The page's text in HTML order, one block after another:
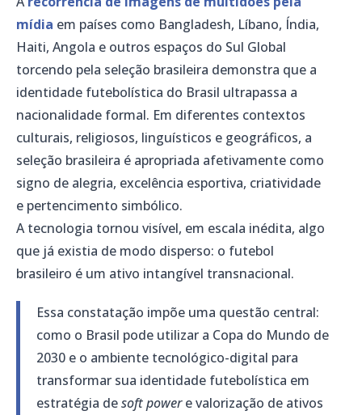
mídia em países como Bangladesh, Líbano, Índia,
Haiti, Angola e outros espaços do Sul Global
torcendo pela seleção brasileira demonstra que a
identidade futebolística do Brasil ultrapassa a
nacionalidade formal. Em diferentes contextos
culturais, religiosos, linguísticos e geográficos, a
seleção brasileira é apropriada afetivamente como
signo de alegria, excelência esportiva, criatividade
e pertencimento simbólico.
A tecnologia tornou visível, em escala inédita, algo
que já existia de modo disperso: o futebol
brasileiro é um ativo intangível transnacional.
Essa constatação impõe uma questão central:
como o Brasil pode utilizar a Copa do Mundo de
2030 e o ambiente tecnológico-digital para
transformar sua identidade futebolística em
estratégia desoft powere valorização de ativos